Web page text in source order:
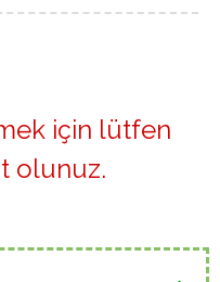
için lütfen
olunuz.